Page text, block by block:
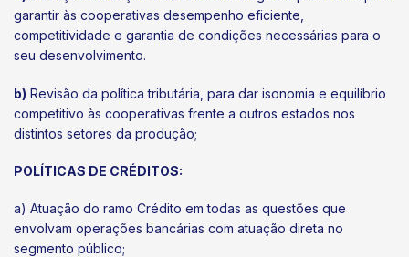
garantir às cooperativas desempenho eficiente,
competitividade e garantia de condições necessárias para o
seu desenvolvimento.
b) Revisão da política tributária, para dar isonomia e equilíbrio
competitivo às cooperativas frente a outros estados nos
distintos setores da produção;
POLÍTICAS DE CRÉDITOS:
a) Atuação do ramo Crédito em todas as questões que
envolvam operações bancárias com atuação direta no
segmento público;